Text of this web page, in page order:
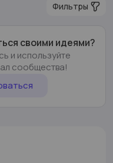
Фильтры
своими идеями?
и используйте
сообщества!